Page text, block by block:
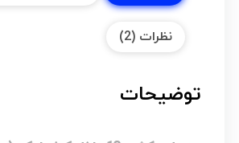
نظرات (2)
توضیحات